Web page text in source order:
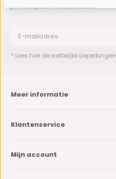
je niet spammen, beloofd.
* Lees hier de wettelijke beperkingen
Meer informatie
Klantenservice
Mijn account